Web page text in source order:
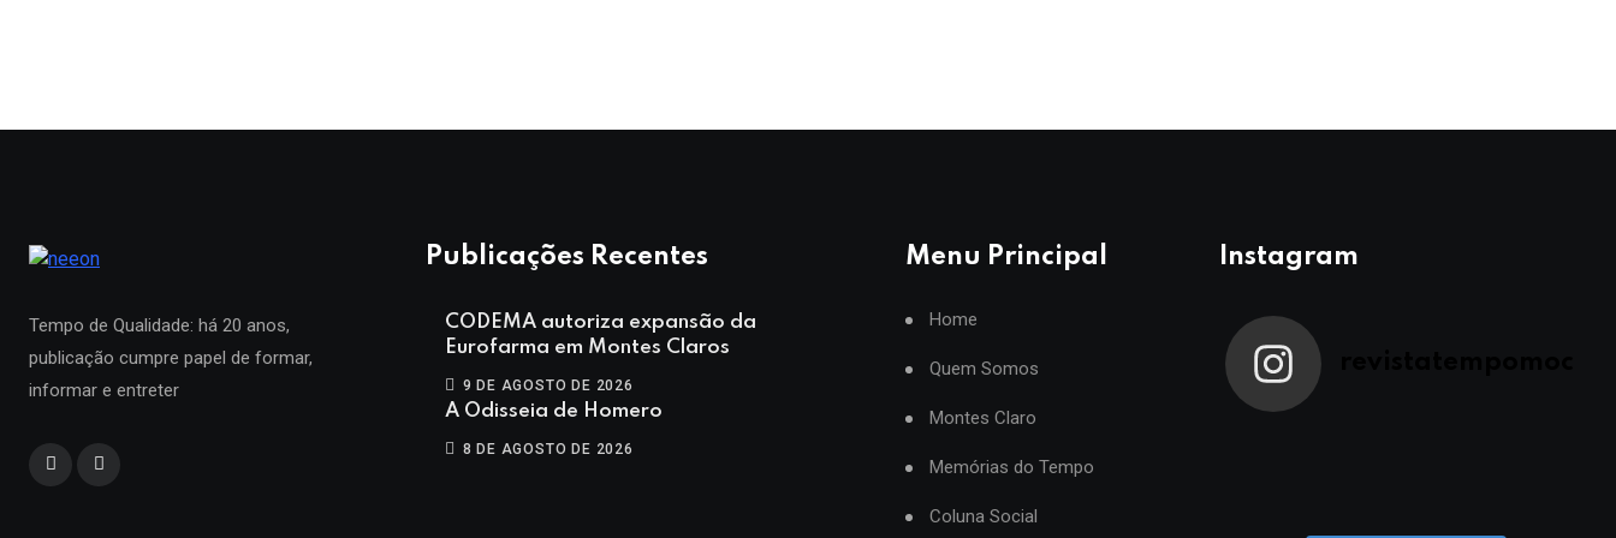
Tempo de Qualidade: há 20 anos,
publicação cumpre papel de formar,
informar e entreter
Publicações Recentes
CODEMA autoriza expansão da
Eurofarma em Montes Claros
9 DE AGOSTO DE 2026
A Odisseia de Homero
8 DE AGOSTO DE 2026
Menu Principal
Home
Quem Somos
Montes Claro
Memórias do Tempo
Coluna Social
Instagram